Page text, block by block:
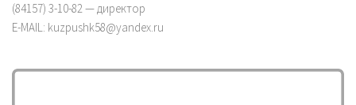
(84157) 3-10-82 — директор
E-MAIL: kuzpushk58@yandex.ru